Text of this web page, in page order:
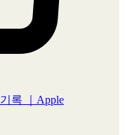
록 ｜Apple